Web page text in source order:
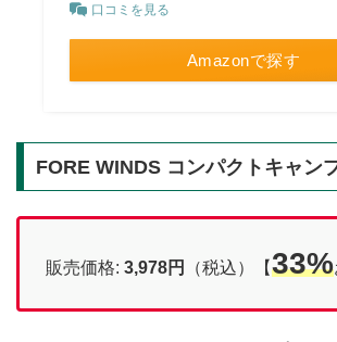
口コミを見る
Amazonで探す
FORE WINDS コンパクトキャン
販売価格: 3,978円 （税込）【33%